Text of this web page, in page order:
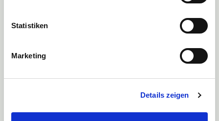
Statistiken
Marketing
Details zeigen